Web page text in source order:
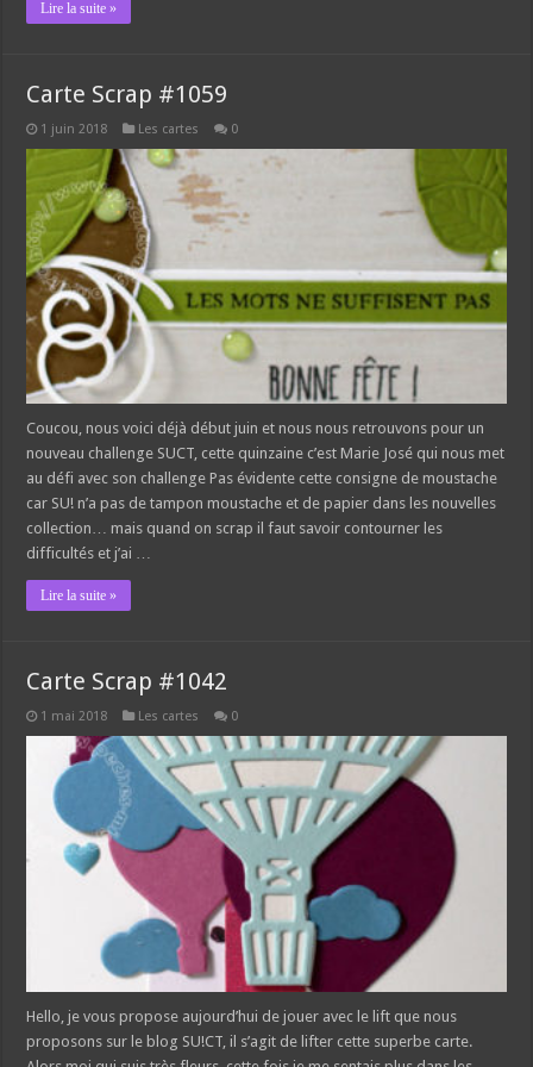
Lire la suite »
Carte Scrap #1059
1 juin 2018 Les cartes 0
Coucou, nous voici déjà début juin et nous nous retrouvons pour un
nouveau challenge SUCT, cette quinzaine c’est Marie José qui nous met
au défi avec son challenge Pas évidente cette consigne de moustache
car SU! n’a pas de tampon moustache et de papier dans les nouvelles
collection… mais quand on scrap il faut savoir contourner les
difficultés et j’ai …
Lire la suite »
Carte Scrap #1042
1 mai 2018 Les cartes 0
Hello, je vous propose aujourd’hui de jouer avec le lift que nous
proposons sur le blog SU!CT, il s’agit de lifter cette superbe carte.